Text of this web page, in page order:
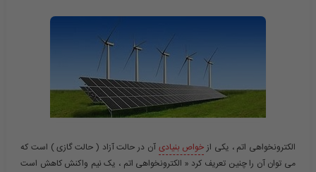
الکترونخواهی اتم ، یکی ازخواص بنیادی آن در حالت آزاد ( حالت گازی ) است که
می توان آن را چنین تعریف کرد « الکترونخواهی اتم ، یک نیم واکنش کاهش است